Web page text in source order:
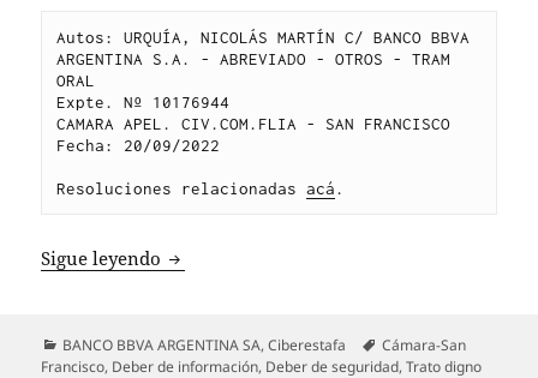
Autos: URQUÍA, NICOLÁS MARTÍN C/ BANCO BBVA
ARGENTINA S.A. - ABREVIADO - OTROS - TRAM
ORAL
Expte. Nº 10176944
CAMARA APEL. CIV.COM.FLIA - SAN FRANCISCO
Resoluciones relacionadas acá.
Sigue leyendo URQUÍA c. BANCO BBVA ARGENTINA SA
Categorías
BANCO BBVA ARGENTINA SA,Ciberestafa Etiquetas
Cámara-San
Francisco, Deber de información, Deber de seguridad,Trato digno